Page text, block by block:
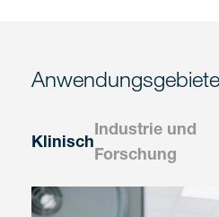
Anwendungsgebiete
Klinisch
Industrie und
Forschung